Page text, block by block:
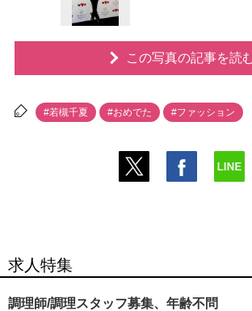
この写真の記事を読
#若槻千夏 #おめでた #ファッション
求人特集
調理師/調理スタッフ募集、年齢不問